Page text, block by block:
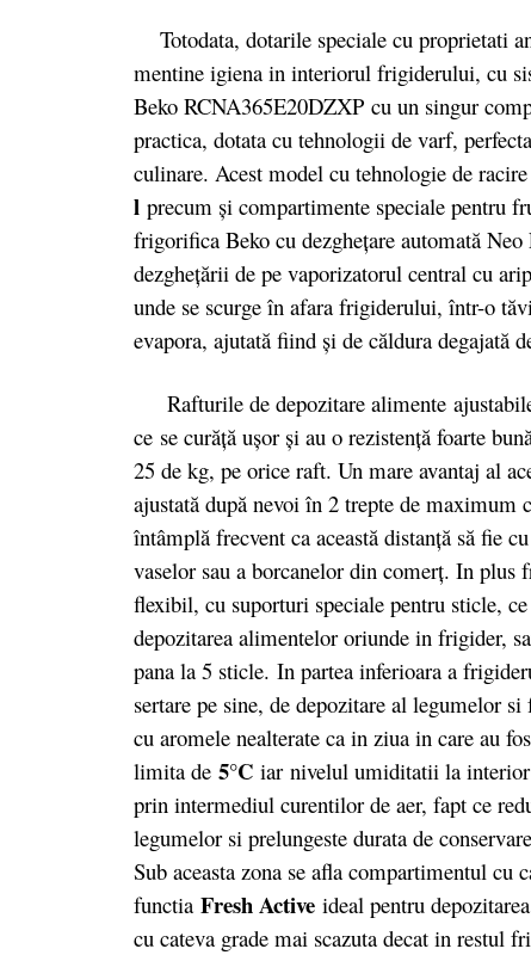
Totodata, dotarile speciale cu proprietati
mentine igiena in interiorul frigiderului, cu
Beko RCNA365E20DZXP cu un singur
practica, dotata cu tehnologii de varf,
culinare. Acest model cu tehnologie de
l precum și compartimente speciale pentru
frigorifica Beko cu dezgheţare automată
dezgheţării de pe vaporizatorul central cu
unde se scurge în afara frigiderului, într-o
evapora, ajutată fiind şi de căldura degajată
Rafturile de depozitare alimente
ce se curăță ușor și au o rezistență foarte
25 de kg, pe orice raft. Un mare avantaj al
ajustată după nevoi în 2 trepte de maximum
întâmplă frecvent ca această distanţă să fie
vaselor sau a borcanelor din comerţ. In plus
flexibil, cu suporturi speciale pentru sticle,
depozitarea alimentelor oriunde in frigider,
pana la 5 sticle. In partea inferioara a
sertare pe sine, de depozitare al legumelor
cu aromele nealterate ca in ziua in care au
limita de 5°C iar nivelul umiditatii la
prin intermediul curentilor de aer, fapt ce
legumelor si prelungeste durata de
Sub aceasta zona se afla compartimentul cu
functia Fresh Active ideal pentru
cu cateva grade mai scazuta decat in restul